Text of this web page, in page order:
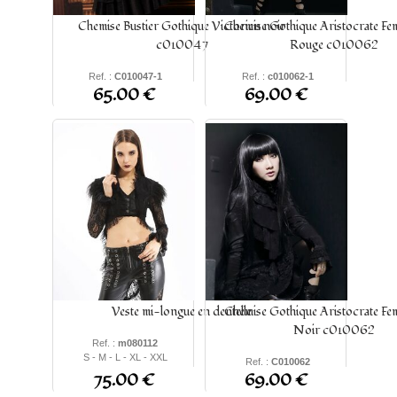
Chemise Bustier Gothique Victorien noir
c010047
Ref. : C010047-1
-M- L-XL - XXL
65.00 €
Chemise Gothique Aristocrate
Rouge c010062
Ref. : c010062-1
S -M- L-XL -XXL
69.00 €
Veste mi-longue en dentelle
Ref. : m080112
S - M - L - XL - XXL
75.00 €
Chemise Gothique Aristocrate
Noir c010062
Ref. : C010062
-M- L - XL -XXL
69.00 €